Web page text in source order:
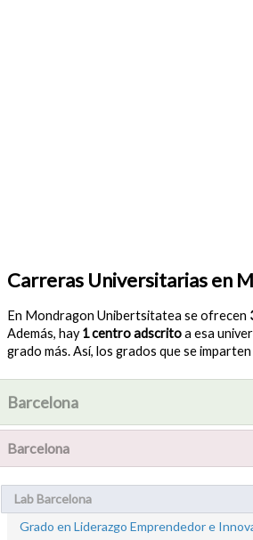
Carreras Universitarias en
En Mondragon Unibertsitatea se ofrecen
Además, hay1 centro adscritoa esa
grado más. Así, los grados que se
Barcelona
Barcelona
Lab Barcelona
Grado en Liderazgo Emprendedor e